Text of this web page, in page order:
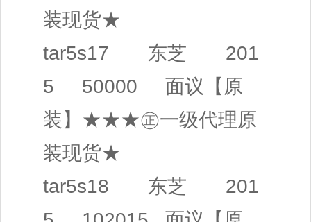
装现货★
tar5s17 东芝 201
5 50000 面议 【原
装】 ★★★㊣一级代理原
装现货★
tar5s18 东芝 201